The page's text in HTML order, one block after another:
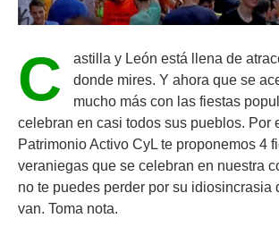
C
astilla y León está llena de
donde mires. Y ahora que se
mucho más con las fiestas
celebran en casi todos sus pueblos. Por
Patrimonio Activo CyL te proponemos 4
veraniegas que se celebran en nuestra
no te puedes perder por su idiosincrasia
van. Toma nota.